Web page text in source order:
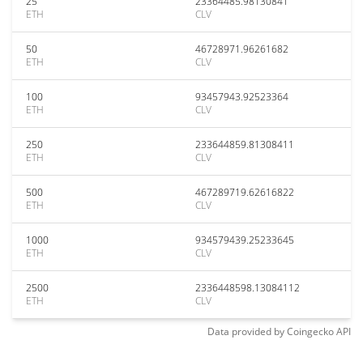
ETH
CLV
50
ETH
46728971.96261682
CLV
100
ETH
93457943.92523364
CLV
250
ETH
233644859.81308411
CLV
500
ETH
467289719.62616822
CLV
1000
ETH
934579439.25233645
CLV
2500
ETH
2336448598.13084112
CLV
Data provided byCoingeckoAPI